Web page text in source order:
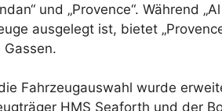
und „Provence“. Während
ausgelegt ist, bietet
Gassen.
Fahrzeugauswahl wurde
HMS Seaforth und der